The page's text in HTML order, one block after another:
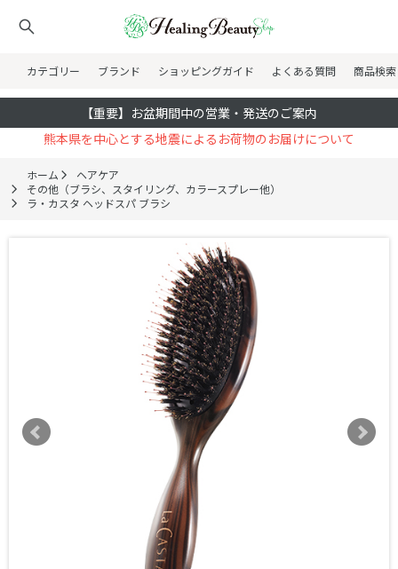
カテゴリー ブランド ショッピングガイド よくある質問 商品検索
【重要】お盆期間中の営業・発送のご案内
熊本県を中心とする地震によるお荷物のお届けについて
ホーム
ヘアケア
その他（ブラシ、スタイリング、カラースプレー他）
ラ・カスタ ヘッドスパ ブラシ